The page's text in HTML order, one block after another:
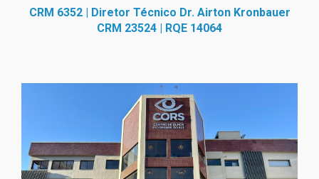
CRM 6352 | Diretor Técnico Dr. Airton Kronbauer
CRM 23524 | RQE 14064